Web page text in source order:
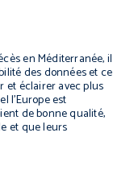
en Méditerranée, il
des données et ce
et éclairer avec plus
l’Europe est
de bonne qualité,
et que leurs